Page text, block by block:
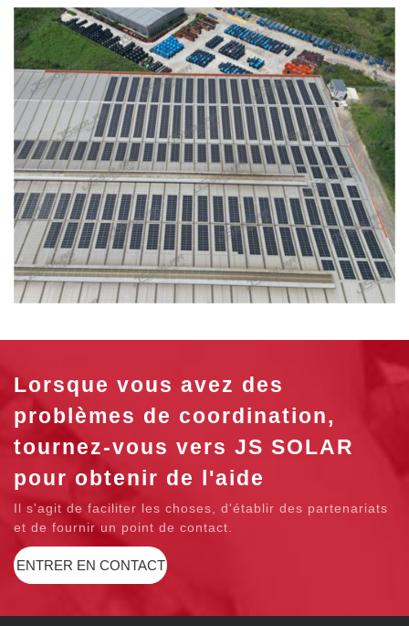
Lorsque vous avez des
problèmes de coordination,
tournez-vous vers JS SOLAR
pour obtenir de l'aide
Il s'agit de faciliter les choses, d'établir des partenariats
et de fournir un point de contact.
ENTRER EN CONTACT